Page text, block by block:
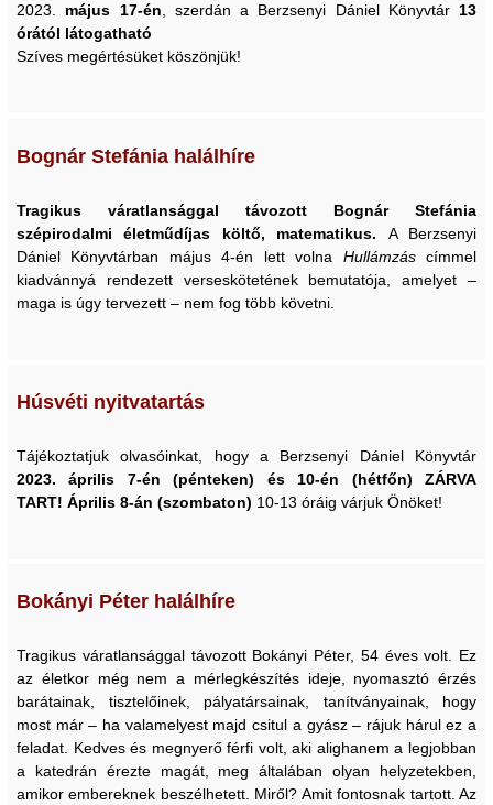
2023. május 17-én, szerdán a Berzsenyi Dániel Könyvtár 13
órától látogatható
Szíves megértésüket köszönjük!
Bognár Stefánia halálhíre
Tragikus váratlansággal távozott Bognár Stefánia
szépirodalmi életműdíjas költő, matematikus. A Berzsenyi
Dániel Könyvtárban május 4-én lett volna Hullámzáscímmel
kiadvánnyá rendezett verseskötetének bemutatója, amelyet –
maga is úgy tervezett – nem fog több követni.
Húsvéti nyitvatartás
Tájékoztatjuk olvasóinkat, hogy a Berzsenyi Dániel Könyvtár
2023. április 7-én (pénteken) és 10-én (hétfőn) ZÁRVA
TART! Április 8-án (szombaton) 10-13 óráig várjuk Önöket!
Bokányi Péter halálhíre
Tragikus váratlansággal távozott Bokányi Péter, 54 éves volt. Ez
az életkor még nem a mérlegkészítés ideje, nyomasztó érzés
barátainak, tisztelőinek, pályatársainak, tanítványainak, hogy
most már – ha valamelyest majd csitul a gyász – rájuk hárul ez a
feladat. Kedves és megnyerő férfi volt, aki alighanem a legjobban
a katedrán érezte magát, meg általában olyan helyzetekben,
amikor embereknek beszélhetett. Miről? Amit fontosnak tartott. Az